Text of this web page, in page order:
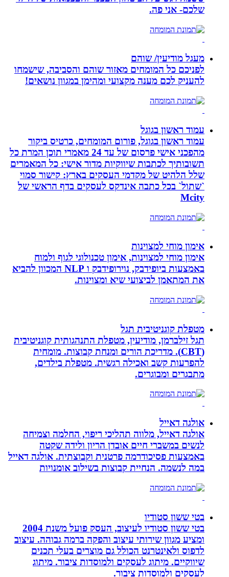
שלכם- אני פה.
מעגל מודיעין/ שוהם
לפניכם כל המומחים מאזור שוהם והסביבה, שישמחו
להעניק לכם מענה מקצועי ומהימן במגוון נושאים!
עמוד ראשון בגוגל
עמוד ראשון בגוגל, פורום המומחים, כרטיס ביקור
מהפכני אישי פרסום של עד 24 מאמרי תוכן המרת כל
תשובותיך לכתבות שיווקיות מדור אישי: כל המאמרים
שלל הלהיט של מקדמי העסקים בארץ: קישור סמוי
`שתול` בכל כתבה אינדקס לעסקים בדף הראשי של
Mcity
אימון מוחי למצוינות
אימון מוחי למצוינות, אימון טכנולוגי לגוף ולמוח
באמצעות ביופידבק, נוירופידבק ו NLP המכוון להביא
את המתאמן לביצועי שיא ומצוינות.
מטפלת קוגניטיבית תגל
תגל זילברמן, מודיעין, מטפלת התנהגותית קוגניטיבית
(CBT). מדריכת הורים ומנחת קבוצות. מומחית
להפרעות קשב ואכילה רגשית. מטפלת בילדים,
מתבגרים ומבוגרים.
אולגה דאייל
אולגה דאייל, מלווה תהליכי ריפוי, החלמה וצמיחה
לנשים במשברי חיים אובדן הריון ולידה שקטה
באמצעות פסיכודרמה פרטנית וקבוצתית. אולגה דאייל
במה לנשמה. ‏הנחיית קבוצות בשילוב אומנויות‏
בטי ששון סטודיו
בטי ששון סטודיו לעיצוב, העסק פועל משנת 2004
ומציע מגוון שירותי עיצוב והפקה ברמה גבוהה. עיצוב
לדפוס ולאינטרנט הכולל גם מוצרים בעלי תכנים
שיווקיים. מיתוג לעסקים ולמוסדות ציבור. מיתוג
לעסקים ולמוסדות ציבור.